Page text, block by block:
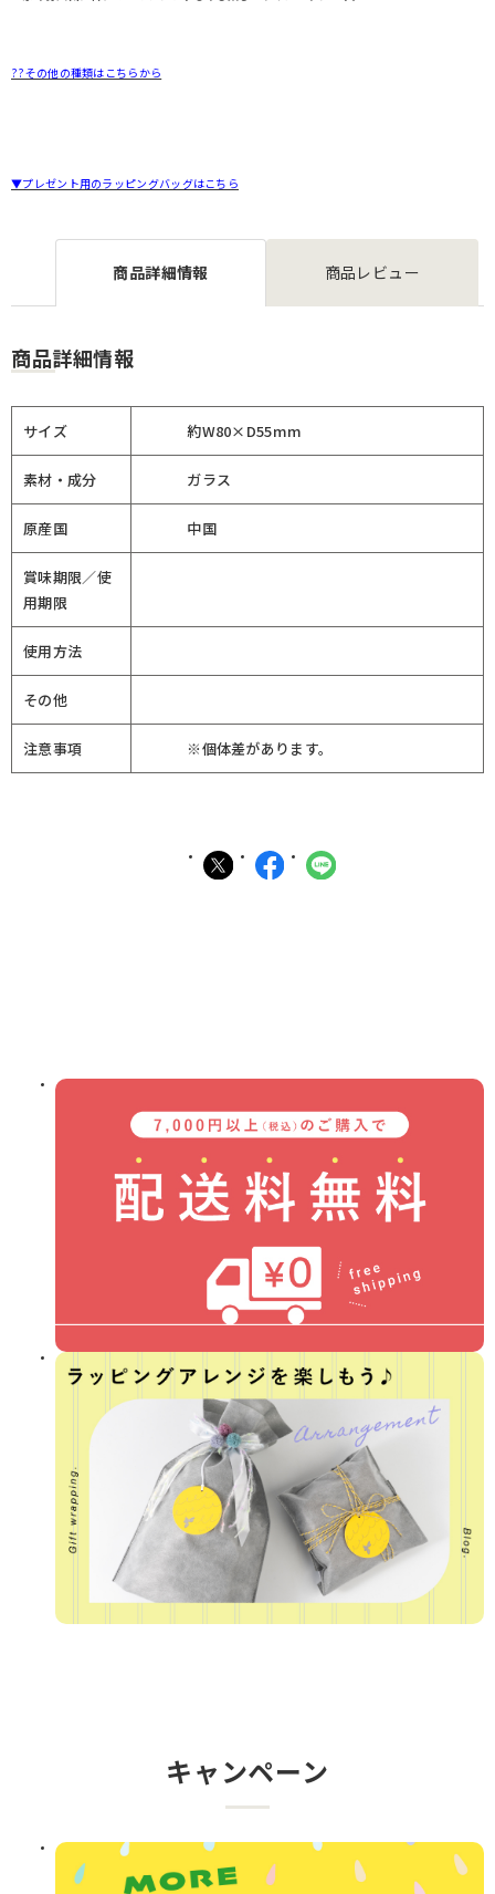
??その他の種類はこちらから
▼プレゼント用のラッピングバッグはこちら
商品詳細情報 商品レビュー
商品詳細情報
サイズ 約W80×D55mm
素材・成分 ガラス
原産国 中国
賞味期限／使
用期限
使用方法
その他
注意事項 ※個体差があります。
キャンペーン